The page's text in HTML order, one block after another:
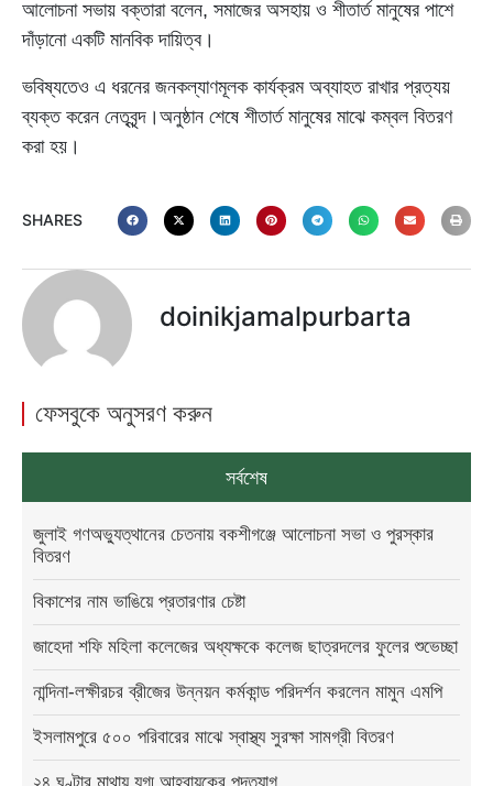
আলোচনা সভায় বক্তারা বলেন, সমাজের অসহায় ও শীতার্ত মানুষের পাশে
দাঁড়ানো একটি মানবিক দায়িত্ব।
ভবিষ্যতেও এ ধরনের জনকল্যাণমূলক কার্যক্রম অব্যাহত রাখার প্রত্যয়
ব্যক্ত করেন নেতৃবৃন্দ।অনুষ্ঠান শেষে শীতার্ত মানুষের মাঝে কম্বল বিতরণ
করা হয়।
SHARES
doinikjamalpurbarta
ফেসবুকে অনুসরণ করুন
সর্বশেষ
জুলাই গণঅভ্যুত্থানের চেতনায় বকশীগঞ্জে আলোচনা সভা ও পুরস্কার
বিতরণ
বিকাশের নাম ভাঙিয়ে প্রতারণার চেষ্টা
জাহেদা শফি মহিলা কলেজের অধ্যক্ষকে কলেজ ছাত্রদলের ফুলের শুভেচ্ছা
নান্দিনা-লক্ষীরচর ব্রীজের উন্নয়ন কর্মকান্ড পরিদর্শন করলেন মামুন এমপি
ইসলামপুরে ৫০০ পরিবারের মাঝে স্বাস্থ্য সুরক্ষা সামগ্রী বিতরণ
২৪ ঘণ্টার মাথায় যুগ্ম আহ্বায়কের পদত্যাগ